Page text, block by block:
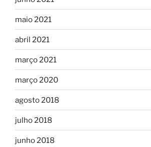
maio 2021
abril 2021
março 2021
março 2020
agosto 2018
julho 2018
junho 2018